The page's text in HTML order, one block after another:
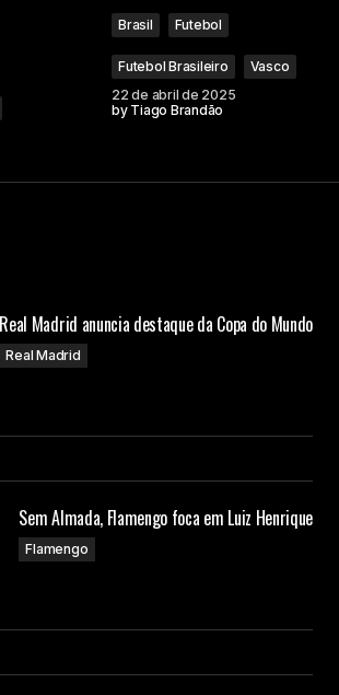
Brasil Futebol
Futebol Brasileiro
Vasco
22 de abril de 2025
by Tiago Brandão
Real Madrid anuncia destaque da Copa do Mundo
Real Madrid
Sem Almada, Flamengo foca em Luiz Henrique
Flamengo